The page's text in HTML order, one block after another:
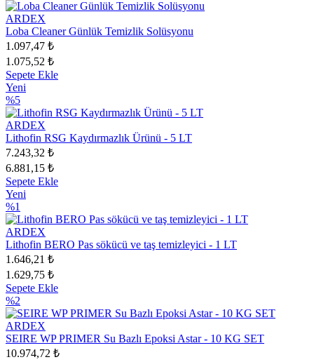
ARDEX
Loba Cleaner Günlük Temizlik Solüsyonu
1.097,47 ₺
1.075,52 ₺
Sepete Ekle
Yeni
%5
ARDEX
Lithofin RSG Kaydırmazlık Ürünü - 5 LT
7.243,32 ₺
6.881,15 ₺
Sepete Ekle
Yeni
%1
ARDEX
Lithofin BERO Pas sökücü ve taş temizleyici - 1 LT
1.646,21 ₺
1.629,75 ₺
Sepete Ekle
%2
ARDEX
SEIRE WP PRIMER Su Bazlı Epoksi Astar - 10 KG SET
10.974,72 ₺